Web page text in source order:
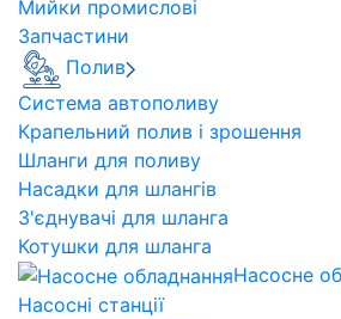
Мийки промислові
Запчастини
Полив
Система автополиву
Крапельний полив і зрошення
Шланги для поливу
Насадки для шлангів
З'єднувачі для шланга
Котушки для шланга
Насосне
Насосні станції